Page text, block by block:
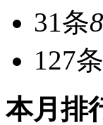
31条8
127条
本月排